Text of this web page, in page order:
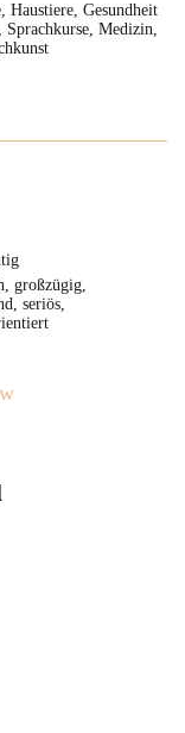
Haustiere, Gesundheit
Sprachkurse, Medizin,
großzügig,
seriös,